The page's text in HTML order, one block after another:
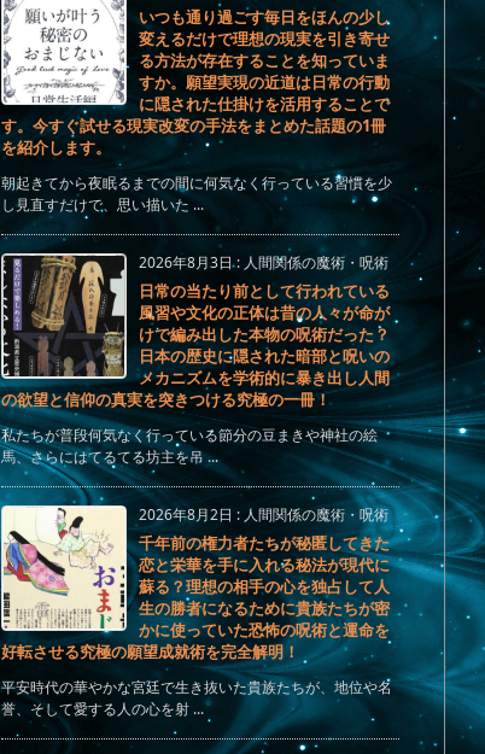
いつも通り過ごす毎日をほんの少し
変えるだけで理想の現実を引き寄せ
る方法が存在することを知っていま
すか。願望実現の近道は日常の行動
に隠された仕掛けを活用することで
す。今すぐ試せる現実改変の手法をまとめた話題の1冊
を紹介します。
朝起きてから夜眠るまでの間に何気なく行っている習慣を少
し見直すだけで、思い描いた ...
2026年8月3日: 人間関係の魔術・呪術
日常の当たり前として行われている
風習や文化の正体は昔の人々が命が
けで編み出した本物の呪術だった？
日本の歴史に隠された暗部と呪いの
メカニズムを学術的に暴き出し人間
の欲望と信仰の真実を突きつける究極の一冊！
私たちが普段何気なく行っている節分の豆まきや神社の絵
馬、さらにはてるてる坊主を吊 ...
2026年8月2日 : 人間関係の魔術・呪術
千年前の権力者たちが秘匿してきた
恋と栄華を手に入れる秘法が現代に
蘇る？理想の相手の心を独占して人
生の勝者になるために貴族たちが密
かに使っていた恐怖の呪術と運命を
好転させる究極の願望成就術を完全解明！
平安時代の華やかな宮廷で生き抜いた貴族たちが、地位や名
誉、そして愛する人の心を射 ...